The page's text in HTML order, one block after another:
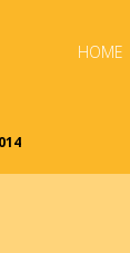
HOME